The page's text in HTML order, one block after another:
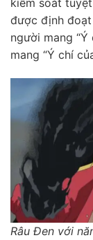
được định đoạt
người mang
mang “Ý chí
Râu Đen với